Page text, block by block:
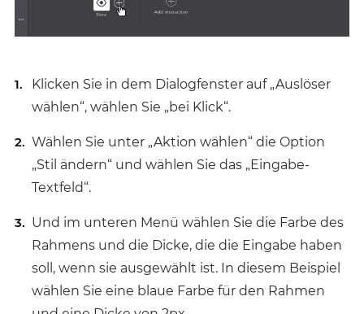
Klicken Sie in dem Dialogfenster auf „Auslöser
wählen“, wählen Sie „bei Klick“.
Wählen Sie unter „Aktion wählen“ die Option
„Stil ändern“ und wählen Sie das „Eingabe-
Textfeld“.
Und im unteren Menü wählen Sie die Farbe des
Rahmens und die Dicke, die die Eingabe haben
soll, wenn sie ausgewählt ist. In diesem Beispiel
wählen Sie eine blaue Farbe für den Rahmen